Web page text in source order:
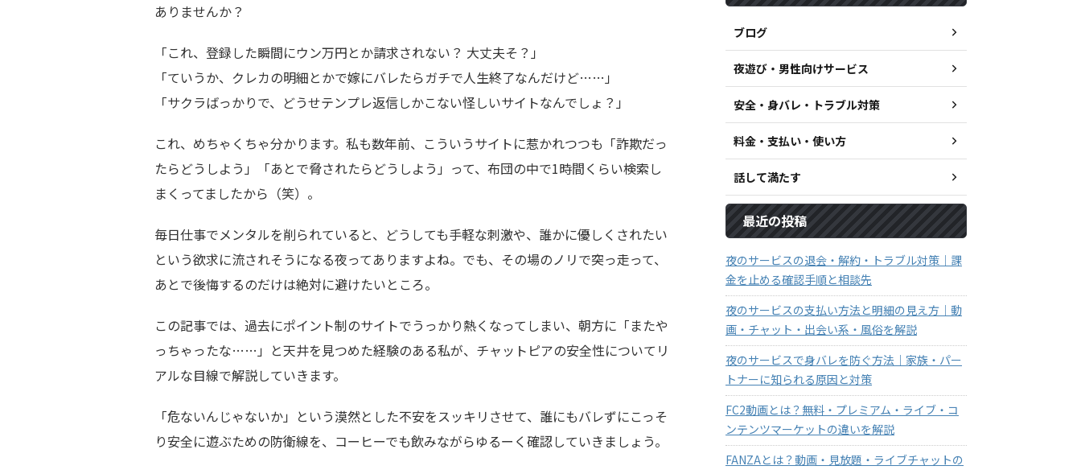
ありませんか？
「これ、登録した瞬間にウン万円とか請求されない？ 大丈夫そ？」
「ていうか、クレカの明細とかで嫁にバレたらガチで人生終了なんだけど……」
「サクラばっかりで、どうせテンプレ返信しかこない怪しいサイトなんでしょ？」
これ、めちゃくちゃ分かります。私も数年前、こういうサイトに惹かれつつも「詐欺だっ
たらどうしよう」「あとで脅されたらどうしよう」って、布団の中で1時間くらい検索し
まくってましたから（笑）。
毎日仕事でメンタルを削られていると、どうしても手軽な刺激や、誰かに優しくされたい
という欲求に流されそうになる夜ってありますよね。でも、その場のノリで突っ走って、
あとで後悔するのだけは絶対に避けたいところ。
この記事では、過去にポイント制のサイトでうっかり熱くなってしまい、朝方に「またや
っちゃったな……」と天井を見つめた経験のある私が、チャットピアの安全性についてリ
アルな目線で解説していきます。
「危ないんじゃないか」という漠然とした不安をスッキリさせて、誰にもバレずにこっそ
り安全に遊ぶための防衛線を、コーヒーでも飲みながらゆるーく確認していきましょう。
ブログ
夜遊び・男性向けサービス
安全・身バレ・トラブル対策
料金・支払い・使い方
話して満たす
最近の投稿
夜のサービスの退会・解約・トラブル対策｜課
金を止める確認手順と相談先
夜のサービスの支払い方法と明細の見え方｜動
画・チャット・出会い系・風俗を解説
夜のサービスで身バレを防ぐ方法｜家族・パー
トナーに知られる原因と対策
FC2動画とは？無料・プレミアム・ライブ・コ
ンテンツマーケットの違いを解説
FANZAとは？動画・見放題・ライブチャットの